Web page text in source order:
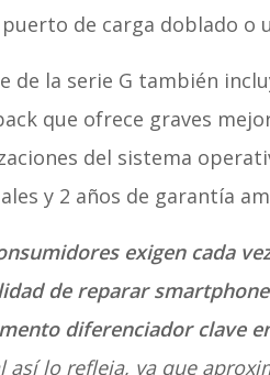
de carga doblado o
de la serie G también
que ofrece graves
del sistema
y 2 años de garantía
exigen cada
de reparar
diferenciador clave
así lo refleja, ya que